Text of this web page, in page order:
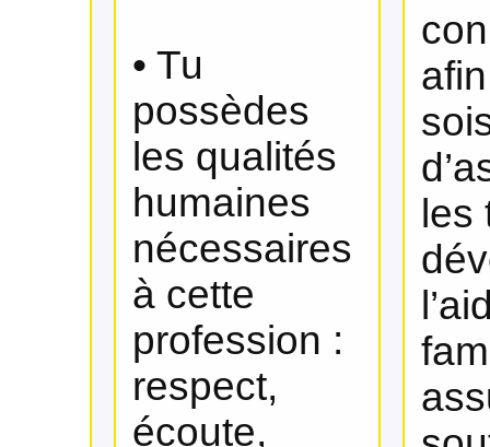
• Tu
possèdes
les qualités
humaines
nécessaires
à cette
profession :
respect,
écoute,
les